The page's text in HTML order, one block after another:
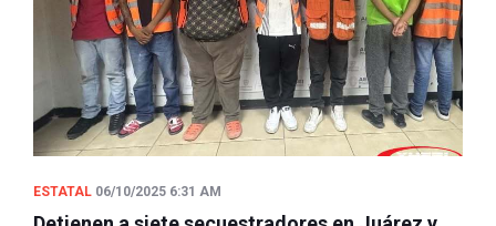
ESTATAL 06/10/2025 6:31 AM